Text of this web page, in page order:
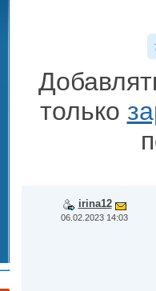
только
irina12
06.02.2023 14:03